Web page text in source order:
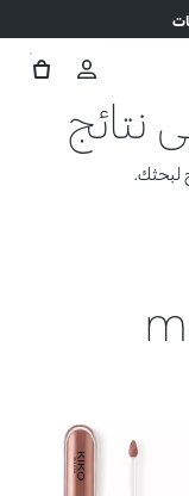
نتائج
لبحثك.